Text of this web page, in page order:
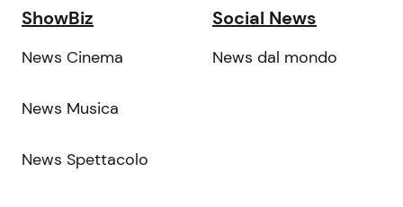
ShowBiz
News Cinema
News Musica
News Spettacolo
Social News
News dal mondo